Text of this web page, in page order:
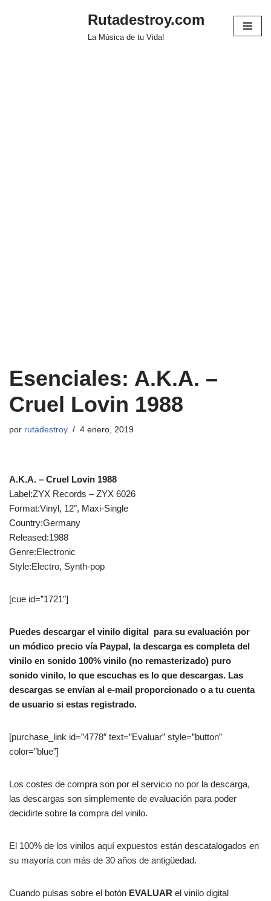
Rutadestroy.com
La Música de tu Vida!
Esenciales: A.K.A. ‎–
Cruel Lovin 1988
por rutadestroy 4 enero, 2019
A.K.A. ‎– Cruel Lovin 1988
Label:ZYX Records ‎– ZYX 6026
Format:Vinyl, 12″, Maxi-Single
Country:Germany
Released:1988
Genre:Electronic
Style:Electro, Synth-pop
[cue id=”1721″]
Puedes descargar el vinilo digital para su evaluación por
un módico precio vía Paypal, la descarga es completa del
vinilo en sonido 100% vinilo (no remasterizado) puro
sonido vinilo, lo que escuchas es lo que descargas. Las
descargas se envían al e-mail proporcionado o a tu cuenta
de usuario si estas registrado.
[purchase_link id=”4778″ text=”Evaluar” style=”button”
color=”blue”]
Los costes de compra son por el servicio no por la descarga,
las descargas son simplemente de evaluación para poder
decidirte sobre la compra del vinilo.
El 100% de los vinilos aquí expuestos están descatalogados en
su mayoría con más de 30 años de antigüedad.
Cuando pulsas sobre el botón EVALUAR el vinilo digital